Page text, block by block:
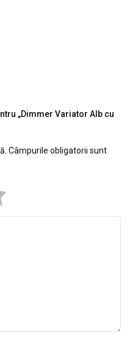
„Dimmer Variator Alb cu
Câmpurile obligatorii sunt